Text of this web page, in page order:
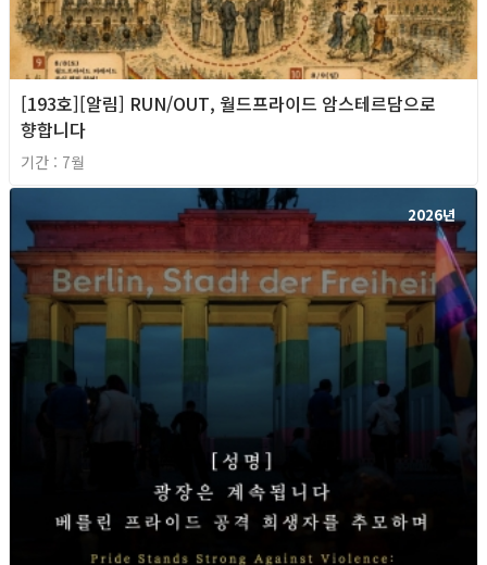
[193호][알림] RUN/OUT, 월드프라이드 암스테르담으로
향합니다
기간 : 7월
2026년